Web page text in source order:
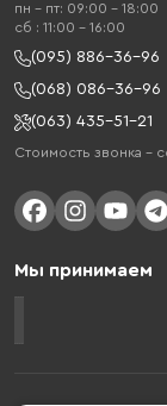
пн - пт: 09:00 - 18:00
cб : 11:00 - 16:00
(095) 886-36-96
(068) 086-36-96
(063) 435-51-21
Стоимость звонка –
Мы принимаем